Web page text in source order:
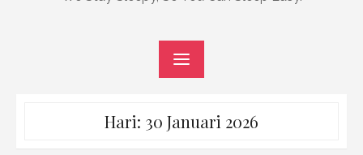
Hari: 30 Januari 2026